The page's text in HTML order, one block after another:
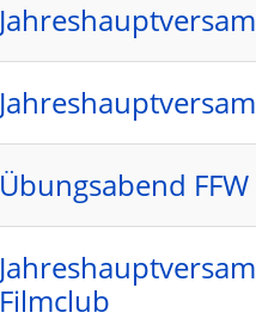
Übungsabend FFW
Filmclub